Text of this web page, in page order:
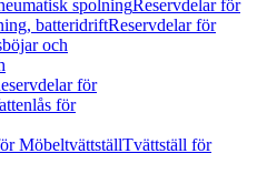
spolningReservdelar för
batteridriftReservdelar för
och
för
för
MöbeltvättställTvättställ för